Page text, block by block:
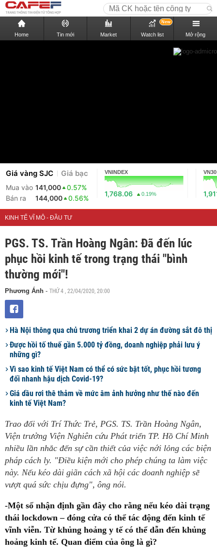
Home Tin mới Market Watch list
New
Mở rộng
Giá vàng SJC Giá bạc
Mua vào 141,000
0.57%
Bán ra
144,000 0.56%
VNINDEX
1,768.06 0.19%
VN30
KINH TẾ VĨ MÔ - ĐẦU TƯ
PGS. TS. Trần Hoàng Ngân: Đã đến lúc
phục hồi kinh tế trong trạng thái "bình
thường mới"!
Phương Ánh - THỨ 4 , 22/04/2020, 20:00
Hà Nội thông qua chủ trương triển khai 2 dự án đường sắt đô thị
Được hồi tố thuế gần 5.000 tỷ đồng, doanh nghiệp phải lưu ý
những gì?
Vì sao kinh tế Việt Nam có thể có sức bật tốt, phục hồi tương
đối nhanh hậu dịch Covid-19?
Giá dầu rơi thê thảm về mức âm ảnh hưởng như thế nào đến
kinh tế Việt Nam?
Trao đổi với Trí Thức Trẻ, PGS. TS. Trần Hoàng Ngân,
Viện trưởng Viện Nghiên cứu Phát triển TP. Hồ Chí Minh
nhiều lần nhắc đến sự cần thiết của việc nới lỏng các biện
pháp cách ly. "Điều kiện mới cho phép chúng ta làm việc
này. Nếu kéo dài giãn cách xã hội các doanh nghiệp sẽ
vượt quá sức chịu đựng", ông nói.
-Một số nhận định gần đây cho rằng nếu kéo dài trạng
thái lockdown – đóng cửa có thể tác động đến kinh tế
vĩnh viễn. Từ khủng hoảng y tế có thể dẫn đến khủng
hoảng kinh tế. Quan điểm của ông là gì?